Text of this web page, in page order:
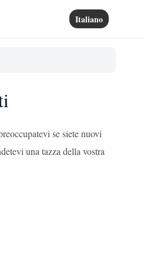
Italiano
se siete nuovi
una tazza della vostra